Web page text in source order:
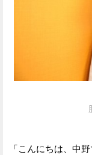
「こんにちは、中